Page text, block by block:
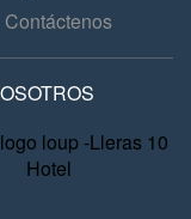
Contáctenos